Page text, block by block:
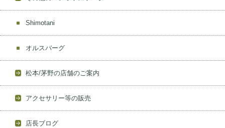
Shimotani
オルスバーグ
松本/茅野の店舗のご案内
アクセサリー等の販売
店長ブログ